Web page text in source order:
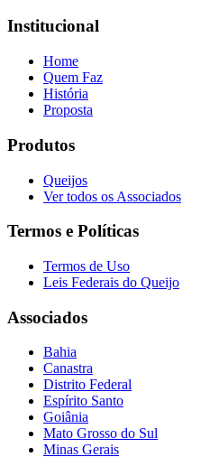
Institucional
Home
Quem Faz
História
Proposta
Produtos
Queijos
Ver todos os Associados
Termos e Políticas
Termos de Uso
Leis Federais do Queijo
Associados
Bahia
Canastra
Distrito Federal
Espírito Santo
Goiânia
Mato Grosso do Sul
Minas Gerais